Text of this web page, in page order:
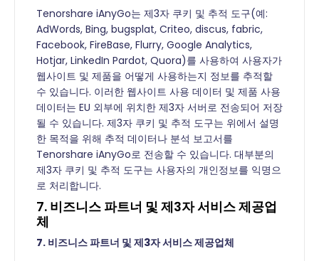
Tenorshare iAnyGo는 제3자 쿠키 및 추적 도구(예:
AdWords, Bing, bugsplat, Criteo, discus, fabric,
Facebook, FireBase, Flurry, Google Analytics,
Hotjar, LinkedIn Pardot, Quora)를 사용하여 사용자가
웹사이트 및 제품을 어떻게 사용하는지 정보를 추적할
수 있습니다. 이러한 웹사이트 사용 데이터 및 제품 사용
데이터는 EU 외부에 위치한 제3자 서버로 전송되어 저장
될 수 있습니다. 제3자 쿠키 및 추적 도구는 위에서 설명
한 목적을 위해 추적 데이터나 분석 보고서를
Tenorshare iAnyGo로 전송할 수 있습니다. 대부분의
제3자 쿠키 및 추적 도구는 사용자의 개인정보를 익명으
로 처리합니다.
7. 비즈니스 파트너 및 제3자 서비스 제공업
체
7. 비즈니스 파트너 및 제3자 서비스 제공업체